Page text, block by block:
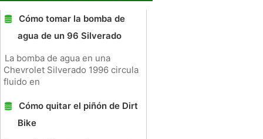
Cómo tomar la bomba de
agua de un 96 Silverado
La bomba de agua en una
Chevrolet Silverado 1996 circula
fluido en
Cómo quitar el piñón de Dirt
Bike